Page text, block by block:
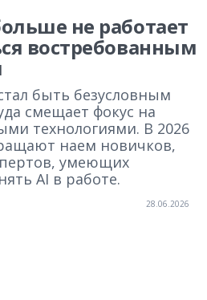
не работает
востребованным
быть безусловным
смещает фокус на
технологиями. В 2026
наем новичков,
умеющих
AI в работе.
28.06.2026